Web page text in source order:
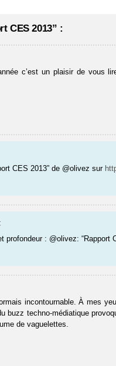
CES 2013” :
c’est un plaisir de vous
CES 2013” de @olivez sur
:
: @olivez: “Rapport
incontournable. À mes
buzz techno-médiatique
de vaguelettes.